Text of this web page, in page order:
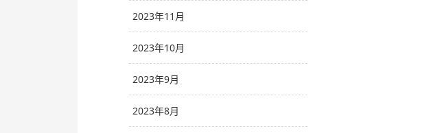
2023年11月
2023年10月
2023年9月
2023年8月